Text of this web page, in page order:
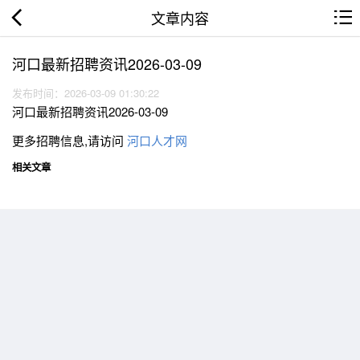
文章内容
河口最新招聘资讯2026-03-09
发布时间：2026-03-09 01:30:22
河口最新招聘资讯2026-03-09
更多招聘信息,请访问 河口人才网
相关文章